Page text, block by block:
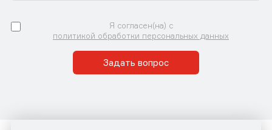
Я согласен(на) с
политикой обработки персональных данных
Задать вопрос